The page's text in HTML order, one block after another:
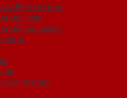
ABS Hàn Quốc
Đài Loan
Gỗ Composite
nhựa
Áo
cửa nhà tắm